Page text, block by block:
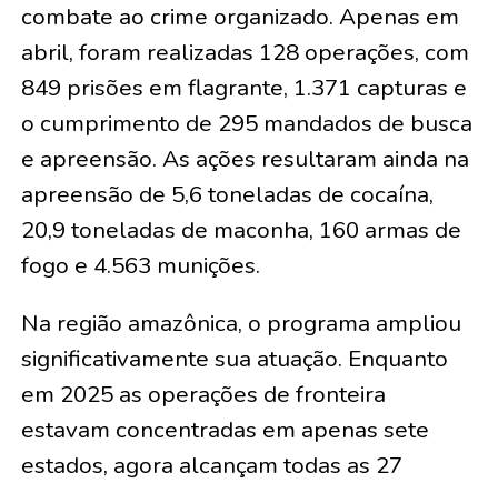
combate ao crime organizado. Apenas em
abril, foram realizadas 128 operações, com
849 prisões em flagrante, 1.371 capturas e
o cumprimento de 295 mandados de busca
e apreensão. As ações resultaram ainda na
apreensão de 5,6 toneladas de cocaína,
20,9 toneladas de maconha, 160 armas de
fogo e 4.563 munições.
Na região amazônica, o programa ampliou
significativamente sua atuação. Enquanto
em 2025 as operações de fronteira
estavam concentradas em apenas sete
estados, agora alcançam todas as 27